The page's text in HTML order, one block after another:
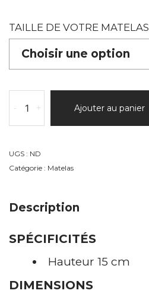
TAILLE DE VOTRE MATELAS
de
MARLY
+
- Ajouter au panier
UGS : ND
Catégorie : Matelas
Description
SPÉCIFICITÉS
Hauteur 15 cm
DIMENSIONS